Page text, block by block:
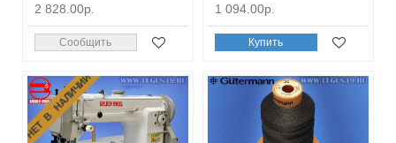
2 828.00р.
Сообщить
1 094.00р.
Купить
НЕТ В НАЛИЧИИ